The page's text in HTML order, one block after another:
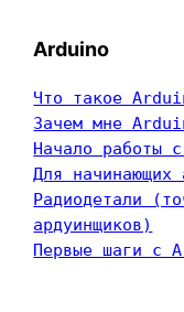
Arduino
Что такое
Зачем мне
Начало работы
Для начинающих
Радиодетали
ардуинщиков)
Первые шаги с